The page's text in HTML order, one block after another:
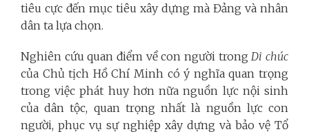
tiêu cực đến mục tiêu xây dựng mà Đảng và nhân
dân ta lựa chọn.
Nghiên cứu quan điểm về con người trong Di chúc
của Chủ tịch Hồ Chí Minh có ý nghĩa quan trọng
trong việc phát huy hơn nữa nguồn lực nội sinh
của dân tộc, quan trọng nhất là nguồn lực con
người, phục vụ sự nghiệp xây dựng và bảo vệ Tổ